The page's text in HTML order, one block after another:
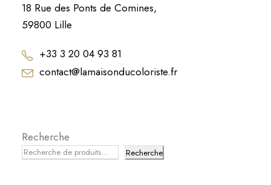
18 Rue des Ponts de Comines,
59800 Lille
+33 3 20 04 93 81
contact@lamaisonducoloriste.fr
Recherche
Recherche